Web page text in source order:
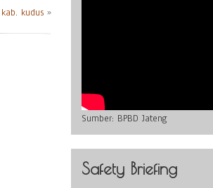
kudus »
Sumber: BPBD Jateng
Safety Briefing